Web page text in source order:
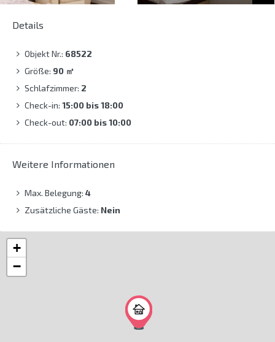
Details
Objekt Nr.: 68522
Größe: 90 ㎡
Schlafzimmer: 2
Check-in: 15:00 bis 18:00
Check-out: 07:00 bis 10:00
Weitere Informationen
Max. Belegung: 4
Zusätzliche Gäste: Nein
+
−